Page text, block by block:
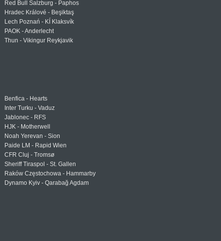
Red Bull Salzburg - Paphos
Hradec Králové - Beşiktaş
Lech Poznań - KÍ Klaksvík
PAOK - Anderlecht
Thun - Vikingur Reykjavik
Benfica - Hearts
Inter Turku - Vaduz
Jablonec - RFS
HJK - Motherwell
Noah Yerevan - Sion
Paide LM - Rapid Wien
CFR Cluj - Tromsø
Sheriff Tiraspol - St. Gallen
Raków Częstochowa - Hammarby
Dynamo Kyiv - Qarabağ Agdam